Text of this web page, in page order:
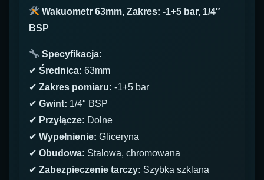
Wakuometr 63mm, Zakres: -1+5 bar, 1/4″
BSP
Specyfikacja:
✔ Średnica: 63mm
✔ Zakres pomiaru: -1+5 bar
✔ Gwint: 1/4″ BSP
✔ Przyłącze: Dolne
✔ Wypełnienie: Gliceryna
✔ Obudowa: Stalowa, chromowana
✔ Zabezpieczenie tarczy: Szybka szklana